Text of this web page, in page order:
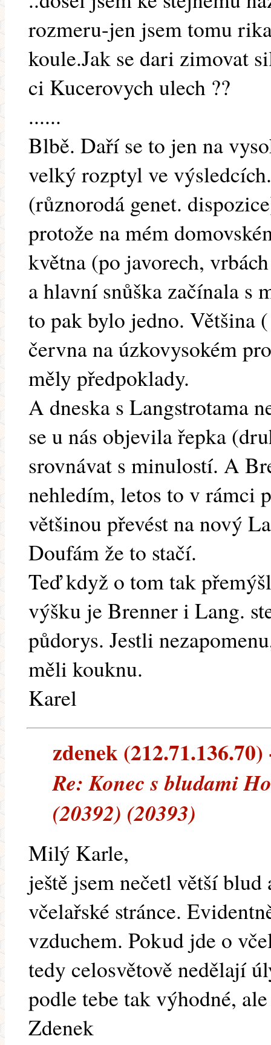
rozmeru-jen jsem tomu
koule.Jak se dari zimovat
ci Kucerovych ulech ??
......
Blbě. Daří se to jen na
velký rozptyl ve
(různorodá genet.
protože na mém
května (po javorech,
a hlavní snůška začínala s
to pak bylo jedno. Většina
června na úzkovysokém
měly předpoklady.
A dneska s Langstrotama
se u nás objevila řepka
srovnávat s minulostí. A
nehledím, letos to v rámci
většinou převést na nový
Doufám že to stačí.
Teď když o tom tak
výšku je Brenner i Lang.
půdorys. Jestli
měli kouknu.
Karel
zdenek
Re: Konec s bludami
(20392) (20393)
Milý Karle,
ještě jsem nečetl větší
včelařské stránce.
vzduchem. Pokud jde o
tedy celosvětově nedělají
podle tebe tak výhodné,
Zdenek